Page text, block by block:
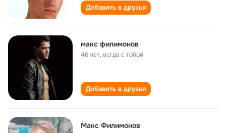
Добавить в друзья
макс филимонов
46 лет,всгда с тобой
Добавить в друзья
Макс Филимонов